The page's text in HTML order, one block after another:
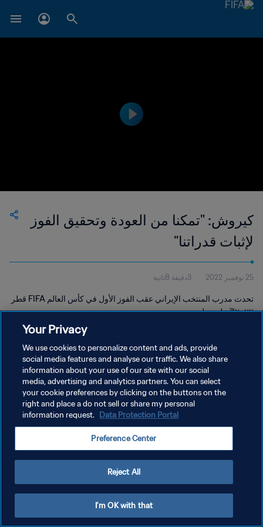
كيروش: "تمكنا من العودة وتحقيق الفوز
لإثبات قدراتنا"
25 نوفمبر 2022 3دقيقة 8ثانية
تحدث مدرب المنتخب الإيراني عقب الفوز الأول في كأس العالم FIFA قطر
٢٠٢٢™ على ويلز
سياسة الخصوصية
إدارة تفضيلات ملفات تعريف الارتباط
Your Privacy
We use cookies to personalize content and ads, provide
social media features and analyse our traffic. We also share
information about your use of our site with our social
media, advertising and analytics partners. You can select
your cookie preferences by clicking on the buttons on the
right and place a do not sell or share my personal
information request. Data Protection Portal
Preference Center
Reject All
I'm OK with that